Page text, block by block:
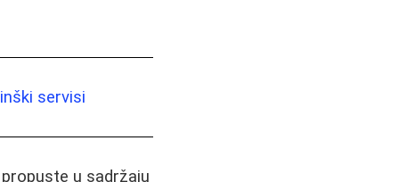
servisi
u sadržaju